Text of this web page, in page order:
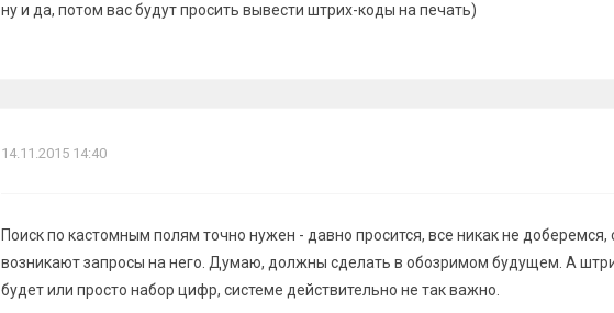
ну и да, потом вас будут просить вывести штрих-коды на печать)
14.11.2015 14:40
Поиск по кастомным полям точно нужен - давно просится, все никак не доберемся,
возникают запросы на него. Думаю, должны сделать в обозримом будущем. А
будет или просто набор цифр, системе действительно не так важно.